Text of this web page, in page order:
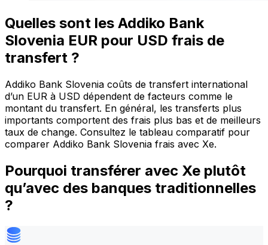
Quelles sont les Addiko Bank
Slovenia EUR pour USD frais de
transfert ?
Addiko Bank Slovenia coûts de transfert international
d’un EUR à USD dépendent de facteurs comme le
montant du transfert. En général, les transferts plus
importants comportent des frais plus bas et de meilleurs
taux de change. Consultez le tableau comparatif pour
comparer Addiko Bank Slovenia frais avec Xe.
Pourquoi transférer avec Xe plutôt
qu’avec des banques traditionnelles
?